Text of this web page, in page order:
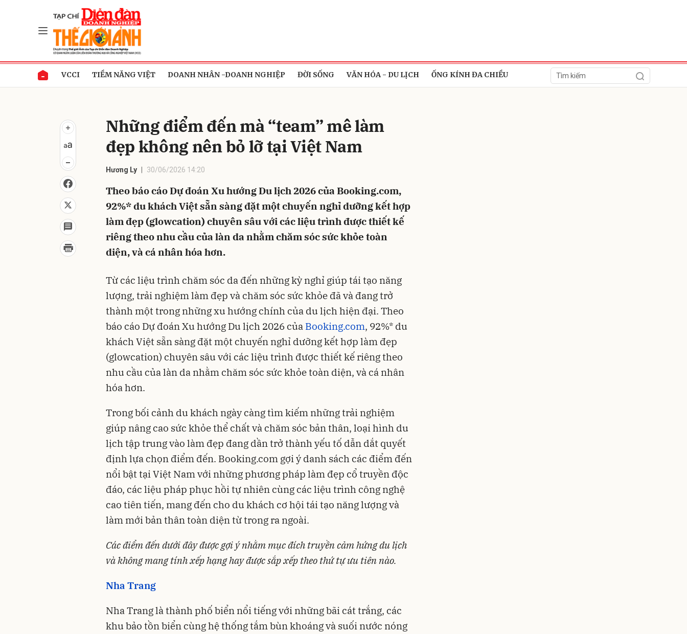
VCCI TIỀM NĂNG VIỆT DOANH NHÂN -DOANH NGHIỆP ĐỜI SỐNG VĂN HÓA - DU LỊCH ỐNG KÍNH ĐA CHIỀU
Những điểm đến mà “team” mê làm
đẹp không nên bỏ lỡ tại Việt Nam
Hương Ly 30/06/2026 14:20
Theo báo cáo Dự đoán Xu hướng Du lịch 2026 của Booking.com,
92%* du khách Việt sẵn sàng đặt một chuyến nghỉ dưỡng kết hợp
làm đẹp (glowcation) chuyên sâu với các liệu trình được thiết kế
riêng theo nhu cầu của làn da nhằm chăm sóc sức khỏe toàn
diện, và cá nhân hóa hơn.
Từ các liệu trình chăm sóc da đến những kỳ nghỉ giúp tái tạo năng
lượng, trải nghiệm làm đẹp và chăm sóc sức khỏe đã và đang trở
thành một trong những xu hướng chính của du lịch hiện đại. Theo
báo cáo Dự đoán Xu hướng Du lịch 2026 của Booking.com, 92%* du
khách Việt sẵn sàng đặt một chuyến nghỉ dưỡng kết hợp làm đẹp
(glowcation) chuyên sâu với các liệu trình được thiết kế riêng theo
nhu cầu của làn da nhằm chăm sóc sức khỏe toàn diện, và cá nhân
hóa hơn.
Trong bối cảnh du khách ngày càng tìm kiếm những trải nghiệm
giúp nâng cao sức khỏe thể chất và chăm sóc bản thân, loại hình du
lịch tập trung vào làm đẹp đang dần trở thành yếu tố dẫn dắt quyết
định lựa chọn điểm đến. Booking.com gợi ý danh sách các điểm đến
nổi bật tại Việt Nam với những phương pháp làm đẹp cổ truyền độc
đáo, các liệu pháp phục hồi tự nhiên cùng các liệu trình công nghệ
cao tiên tiến, mang đến cho du khách cơ hội tái tạo năng lượng và
làm mới bản thân toàn diện từ trong ra ngoài.
Các điểm đến dưới đây được gợi ý nhằm mục đích truyền cảm hứng du lịch
và không mang tính xếp hạng hay được sắp xếp theo thứ tự ưu tiên nào.
Nha Trang
Nha Trang là thành phố biển nổi tiếng với những bãi cát trắng, các
khu bảo tồn biển cùng hệ thống tắm bùn khoáng và suối nước nóng